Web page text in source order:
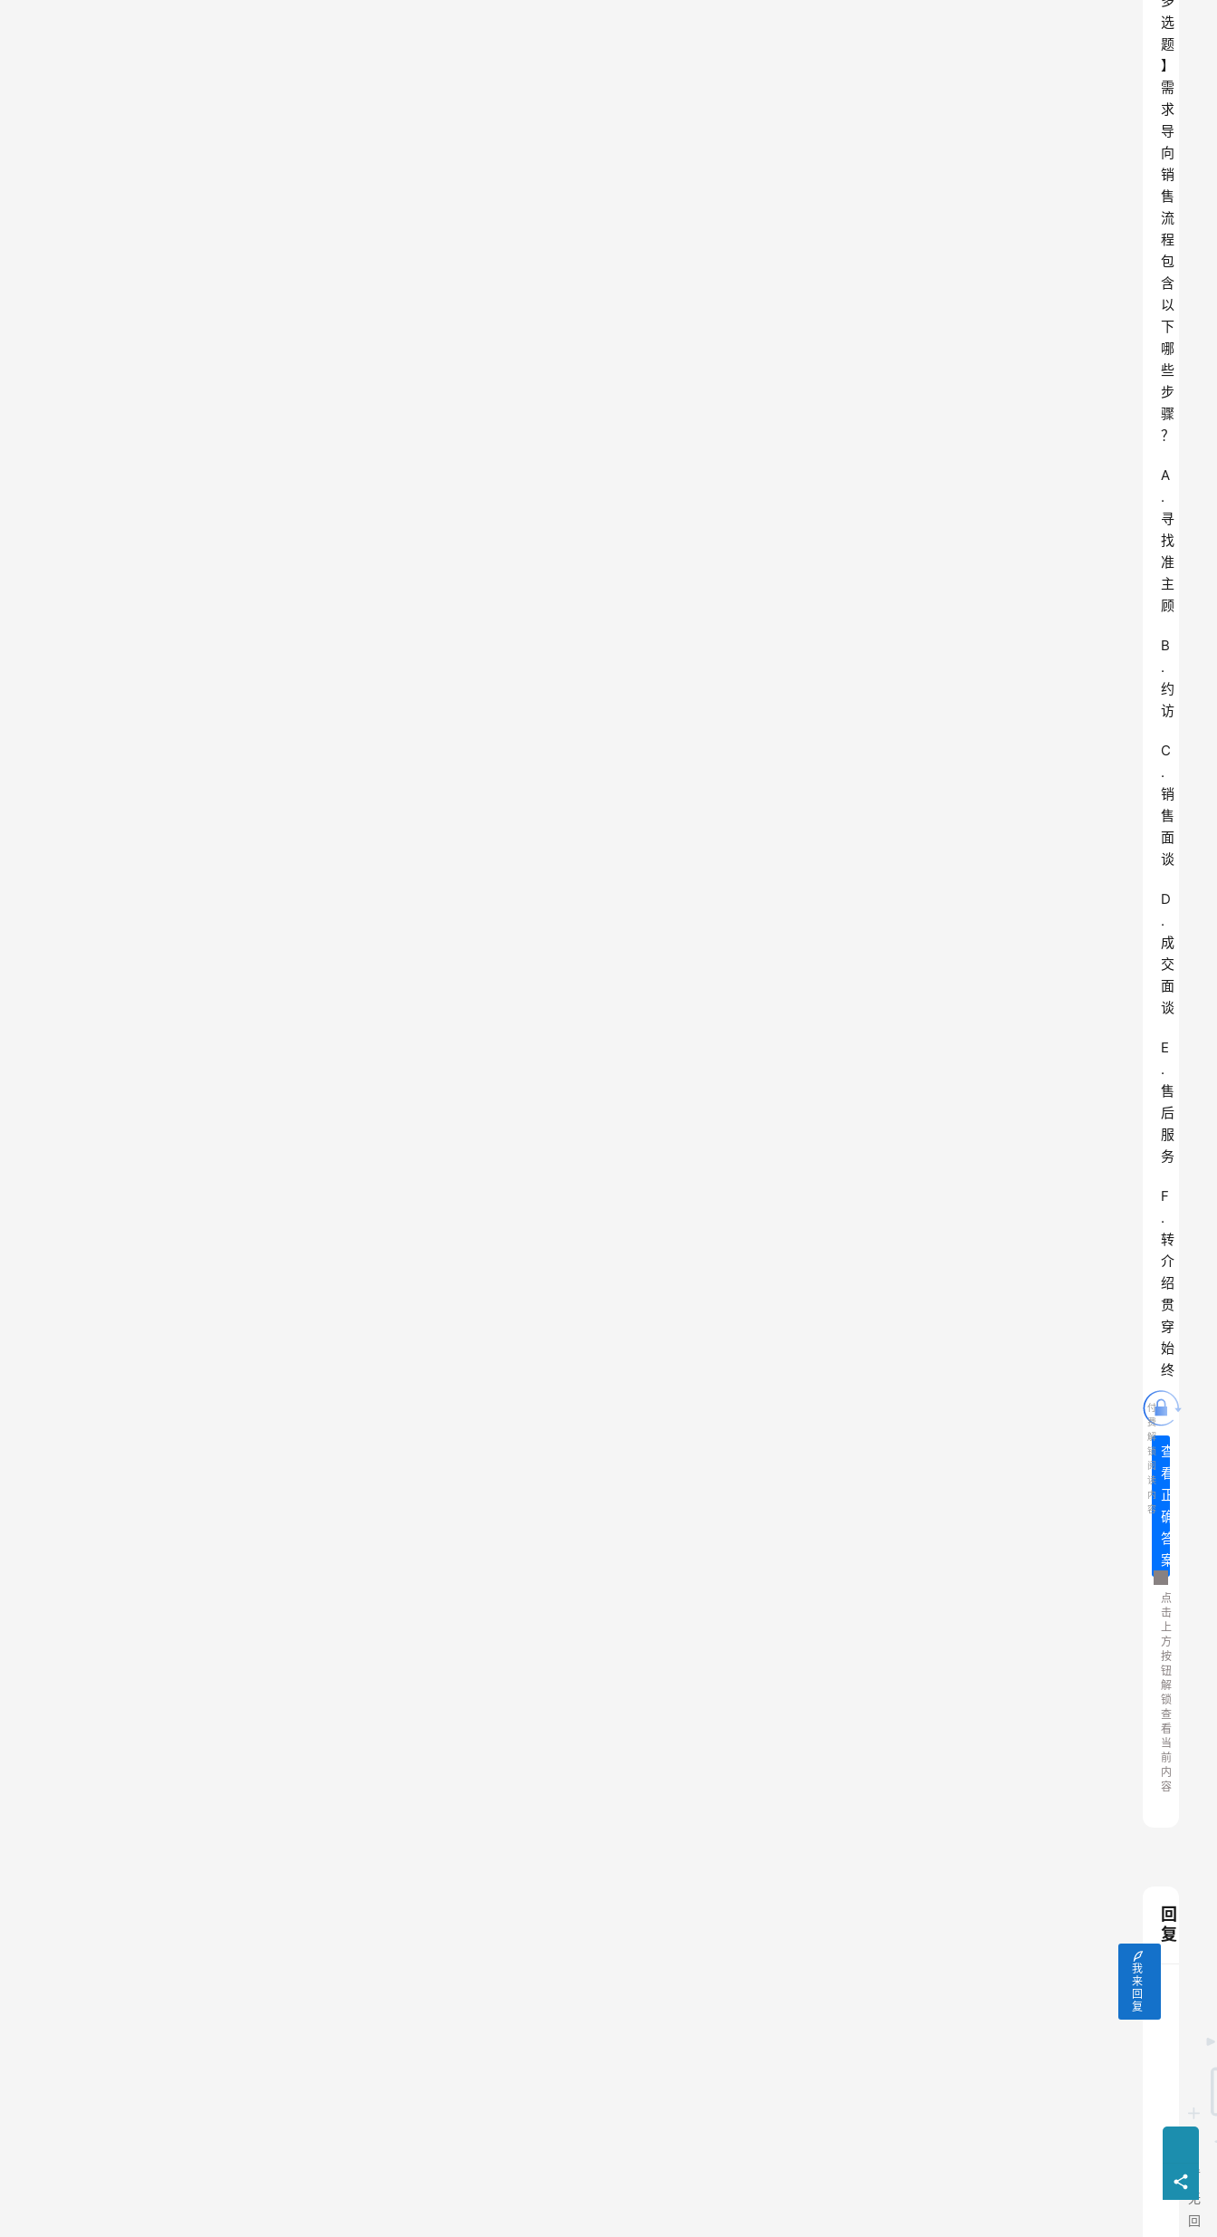
选
题
】
需
求
导
向
销
售
流
程
包
含
以
下
哪
些
步
骤
？
A
.
寻
找
准
主
顾
B
.
约
访
C
.
销
售
面
谈
D
.
成
交
面
谈
E
.
售
后
服
务
F
.
转
介
绍
贯
穿
始
终
查
看
正
确
答
案
点
击
上
方
按
钮
解
锁
查
看
当
前
内
容
付
费
解
锁
阅
读
内
容
回
复
我
来
回
复
暂
无
回